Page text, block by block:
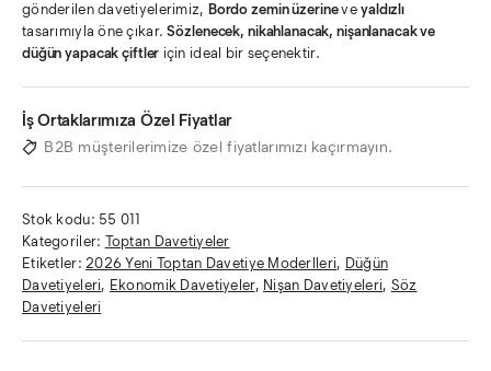
gönderilen davetiyelerimiz, Bordo zemin üzerineveyaldızlı
tasarımıyla öne çıkar.Sözlenecek, nikahlanacak, nişanlanacak ve
düğün yapacak çiftler için ideal bir seçenektir.
İş Ortaklarımıza Özel Fiyatlar
B2B müşterilerimize özel fiyatlarımızı kaçırmayın.
Stok kodu: 55 011
Kategoriler: Toptan Davetiyeler
Etiketler:2026 Yeni Toptan Davetiye Moderlleri, Düğün
Davetiyeleri, Ekonomik Davetiyeler, Nişan Davetiyeleri, Söz
Davetiyeleri